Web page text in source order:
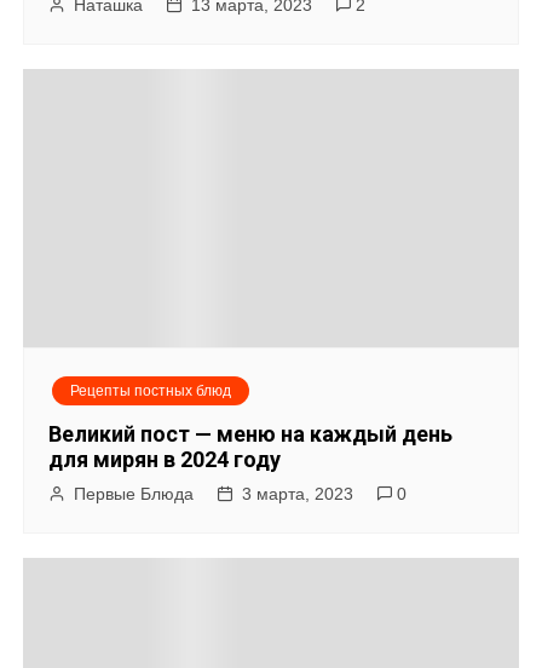
Наташка 13 марта, 2023 2
Рецепты постных блюд
Великий пост — меню на каждый день
для мирян в 2024 году
Первые Блюда 3 марта, 2023 0